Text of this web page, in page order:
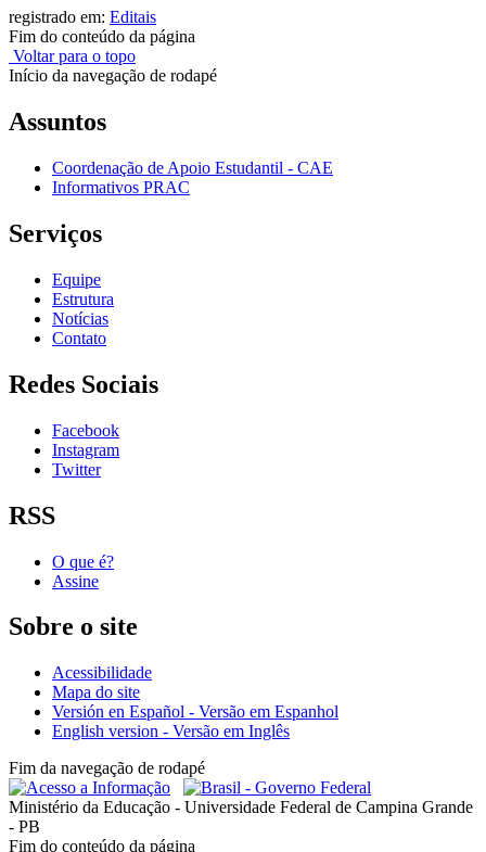
registrado em: Editais
Fim do conteúdo da página
Voltar para o topo
Início da navegação de rodapé
Assuntos
Coordenação de Apoio Estudantil - CAE
Informativos PRAC
Serviços
Equipe
Estrutura
Notícias
Contato
Redes Sociais
Facebook
Instagram
Twitter
RSS
O que é?
Assine
Sobre o site
Acessibilidade
Mapa do site
Versión en Español - Versão em Espanhol
English version - Versão em Inglês
Fim da navegação de rodapé
Ministério da Educação - Universidade Federal de Campina Grande
- PB
Fim do conteúdo da página